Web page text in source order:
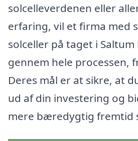
solcelleverdenen eller
erfaring, vil et firma med
solceller på taget i
gennem hele processen,
Deres mål er at sikre, at
ud af din investering og
mere bæredygtig fremtid